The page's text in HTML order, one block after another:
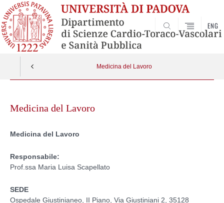
ENG
Medicina del Lavoro
contentMedicina del Lavoro
Medicina del Lavoro
Responsabile:
Prof.ssa Maria Luisa Scapellato
SEDE
Ospedale Giustinianeo, II Piano, Via Giustiniani 2, 35128